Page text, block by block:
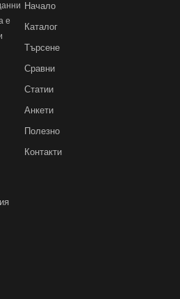
е
Начало
Каталог
Търсене
Сравни
Статии
Анкети
Полезно
Контакти